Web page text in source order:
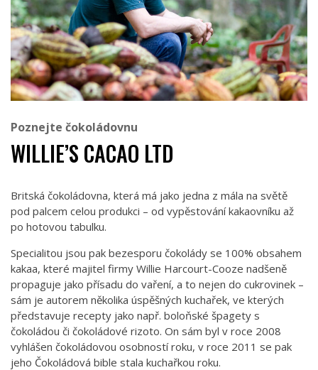
Poznejte čokoládovnu
WILLIE’S CACAO LTD
Britská čokoládovna, která má jako jedna z mála na světě
pod palcem celou produkci – od vypěstování kakaovníku až
po hotovou tabulku.
Specialitou jsou pak bezesporu čokolády se 100% obsahem
kakaa, které majitel firmy Willie Harcourt-Cooze nadšeně
propaguje jako přísadu do vaření, a to nejen do cukrovinek –
sám je autorem několika úspěšných kuchařek, ve kterých
představuje recepty jako např. boloňské špagety s
čokoládou či čokoládové rizoto. On sám byl v roce 2008
vyhlášen čokoládovou osobností roku, v roce 2011 se pak
jeho Čokoládová bible stala kuchařkou roku.